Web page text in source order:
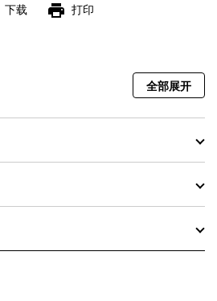
下载 print 打印
全部展开